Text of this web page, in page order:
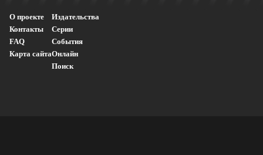
О проекте
Контакты
FAQ
Карта сайта
Издательства
Серии
События
Онлайн
Поиск